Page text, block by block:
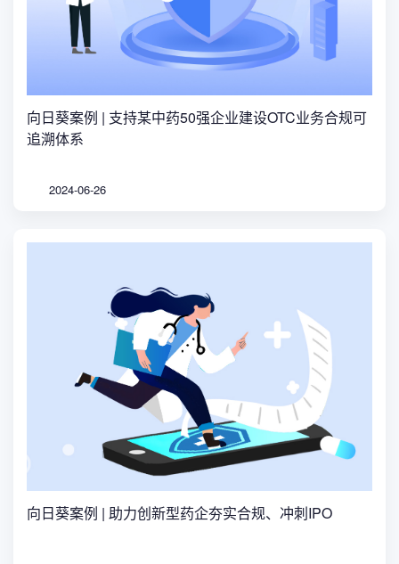
向日葵案例 | 支持某中药50强企业建设OTC业务合规可
追溯体系
2024-06-26
向日葵案例 | 助力创新型药企夯实合规、冲刺IPO